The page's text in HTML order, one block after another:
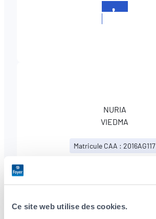
Ce site web utilise des cookies.
NURIA
VIEDMA
Matricule CAA : 2016AG117